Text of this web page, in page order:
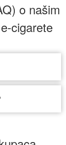
o našim
cigarete